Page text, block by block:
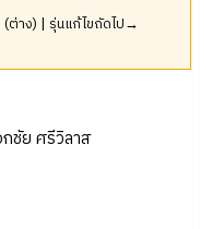
(ต่าง) | รุ่นแก้ไขถัดไป→
ชัย ศรีวิลาส